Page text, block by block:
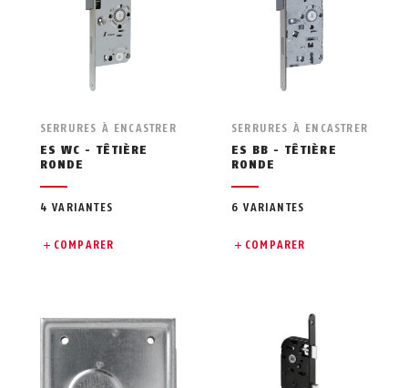
SERRURES À ENCASTRER
ES WC - TÊTIÈRE
RONDE
4 VARIANTES
COMPARER
SERRURES À ENCASTRER
ES BB - TÊTIÈRE
RONDE
6 VARIANTES
COMPARER